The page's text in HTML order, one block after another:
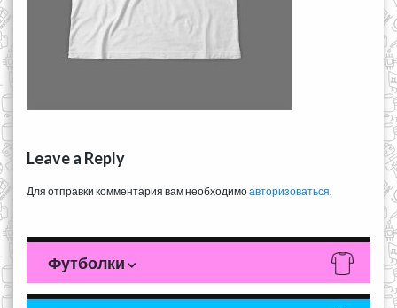
Leave a Reply
Для отправки комментария вам необходимоавторизоваться
Футболки